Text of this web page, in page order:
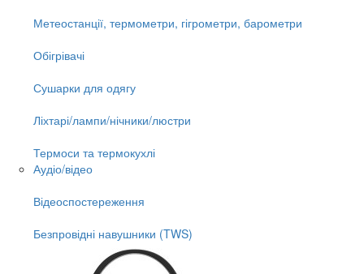
Метеостанції, термометри, гігрометри, барометри
Обігрівачі
Сушарки для одягу
Ліхтарі/лампи/нічники/люстри
Термоси та термокухлі
Аудіо/відео
Відеоспостереження
Безпровідні навушники (TWS)